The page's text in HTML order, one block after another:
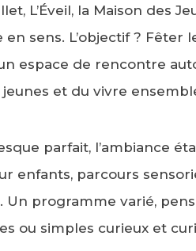
L’Éveil, la Maison des
sens. L’objectif ? Fêter
espace de rencontre
et du vivre
parfait, l’ambiance
enfants, parcours
Un programme varié,
ou simples curieux et